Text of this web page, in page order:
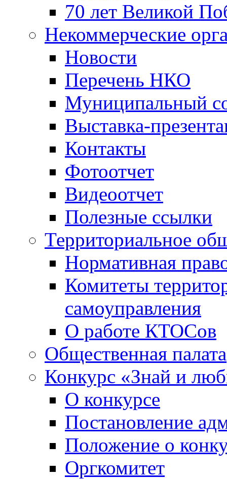
70 лет Великой
Некоммерческие
Новости
Перечень НКО
Муниципальный
Выставка-
Контакты
Фотоотчет
Видеоотчет
Полезные ссылки
Территориальное
Нормативная
Комитеты
самоуправления
О работе КТОСов
Общественная палата
Конкурс «Знай и
О конкурсе
Постановление
Положение о
Оргкомитет